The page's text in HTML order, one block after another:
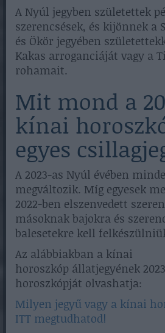
A Nyúl jegyben születettek
szerencsések, és kijönnek a
és Ökör jegyében
Kakas arroganciáját vagy a
rohamait.
Mit mond a
kínai
egyes
A 2023-as Nyúl évében
megváltozik. Míg egyesek
2022-ben elszenvedett
másoknak bajokra és
balesetekre kell
Az alábbiakban a kínai
horoszkóp állatjegyének
horoszkópját olvashatja:
Milyen jegyű vagy a kínai
ITT megtudhatod!